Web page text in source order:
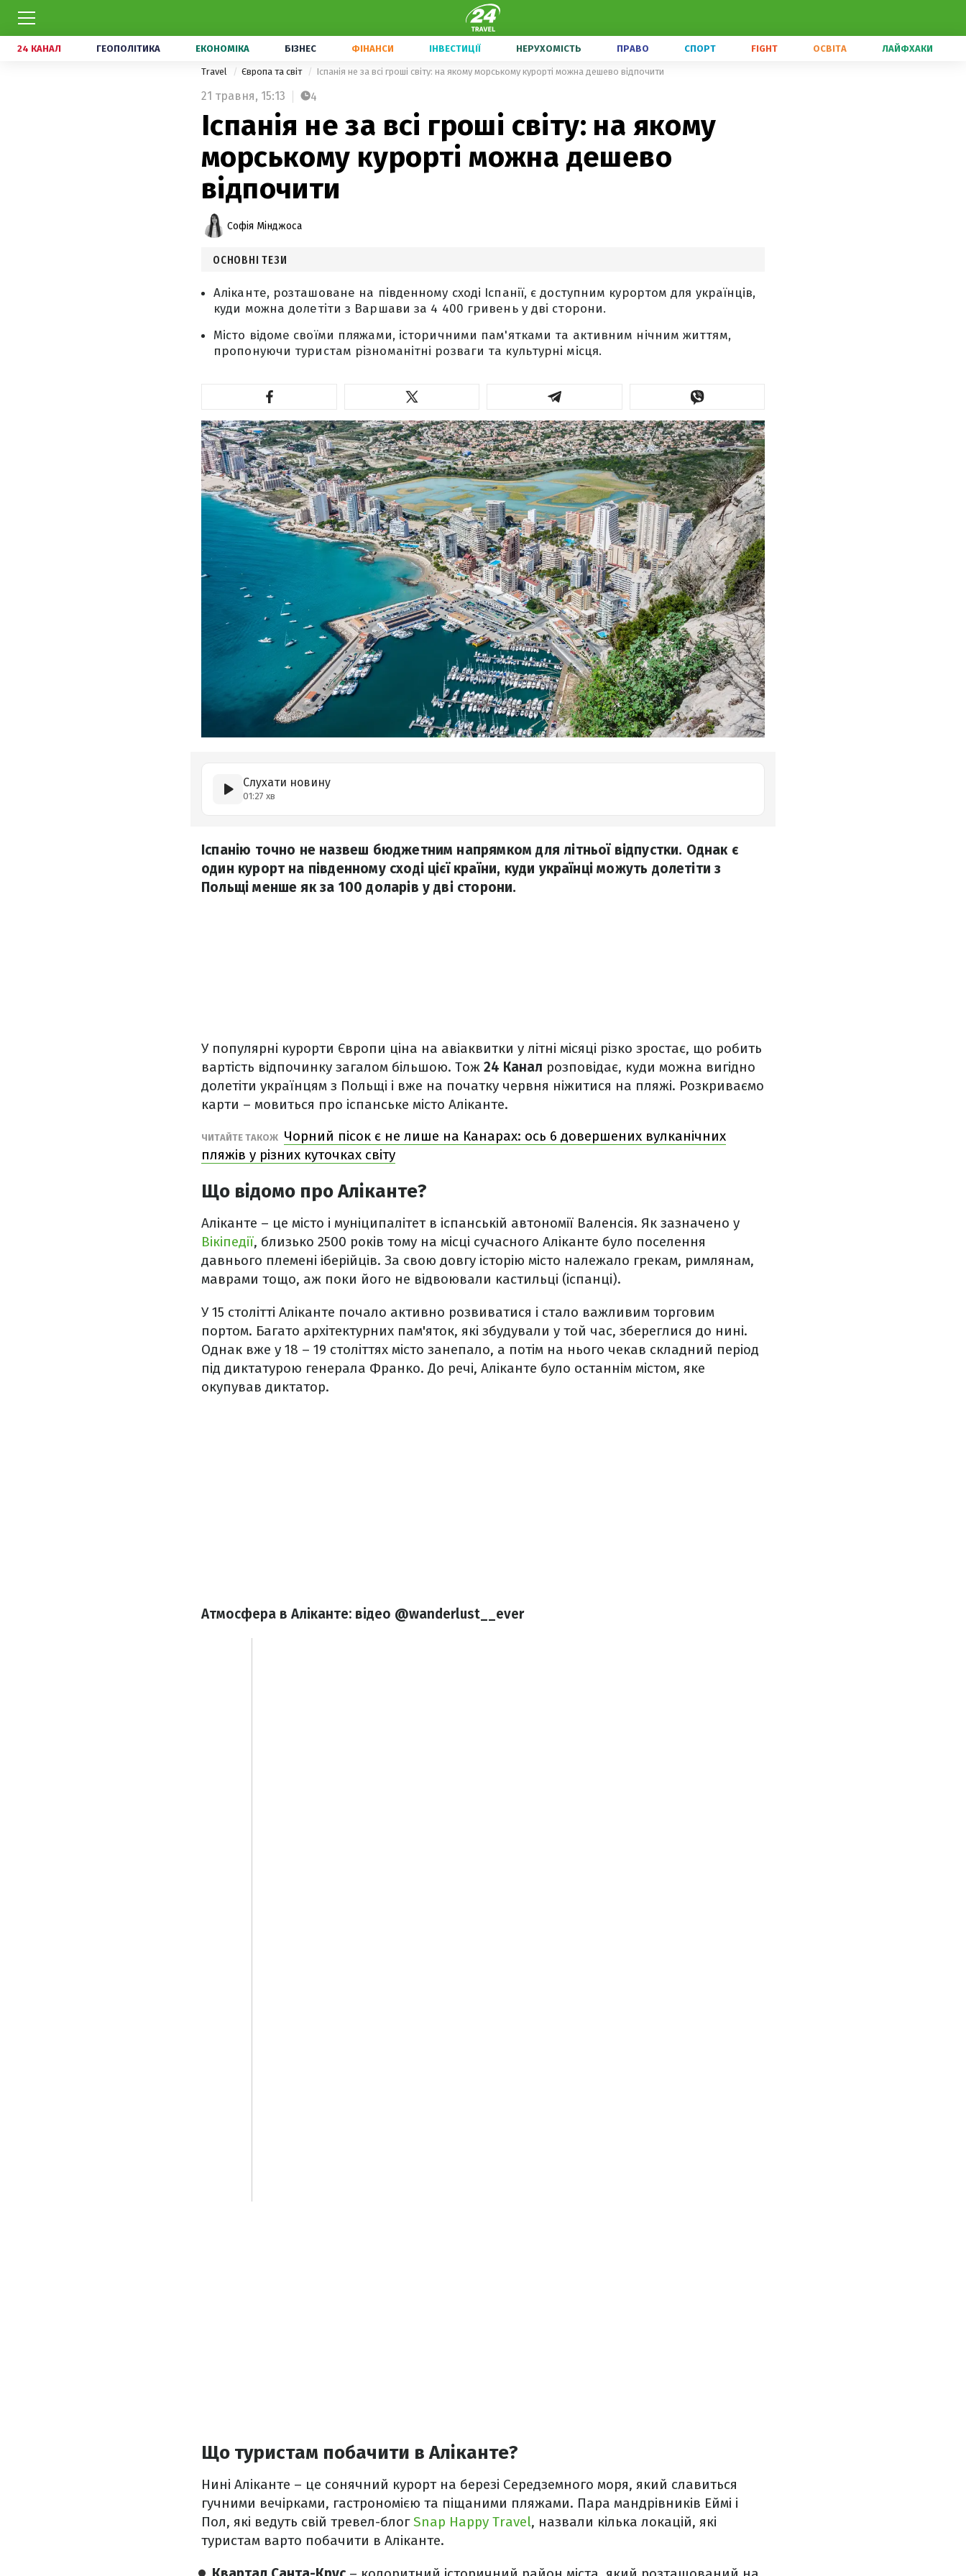
24 КАНАЛ ГЕОПОЛІТИКА ЕКОНОМІКА БІЗНЕС ФІНАНСИ ІНВЕСТИЦІЇ НЕРУХОМІСТЬ ПРАВО СПОРТ FIGHT ОСВІТА ЛАЙФХАКИ
Travel Європа та світ Іспанія не за всі гроші світу: на якому морському курорті можна дешево відпочити
21 травня, 15:13 4
Іспанія не за всі гроші світу: на якому
морському курорті можна дешево
відпочити
Софія Мінджоса
ОСНОВНІ ТЕЗИ
Аліканте, розташоване на південному сході Іспанії, є доступним курортом для українців,
куди можна долетіти з Варшави за 4 400 гривень у дві сторони.
Місто відоме своїми пляжами, історичними пам'ятками та активним нічним життям,
пропонуючи туристам різноманітні розваги та культурні місця.
Слухати новину
01:27 хв
Іспанію точно не назвеш бюджетним напрямком для літньої відпустки. Однак є
один курорт на південному сході цієї країни, куди українці можуть долетіти з
Польщі менше як за 100 доларів у дві сторони.
У популярні курорти Європи ціна на авіаквитки у літні місяці різко зростає, що робить
вартість відпочинку загалом більшою. Тож 24 Канал розповідає, куди можна вигідно
долетіти українцям з Польщі і вже на початку червня ніжитися на пляжі. Розкриваємо
карти – мовиться про іспанське місто Аліканте.
ЧИТАЙТЕ ТАКОЖ Чорний пісок є не лише на Канарах: ось 6 довершених вулканічних
пляжів у різних куточках світу
Що відомо про Аліканте?
Аліканте – це місто і муніципалітет в іспанській автономії Валенсія. Як зазначено у
Вікіпедії, близько 2500 років тому на місці сучасного Аліканте було поселення
давнього племені іберійців. За свою довгу історію місто належало грекам, римлянам,
маврами тощо, аж поки його не відвоювали кастильці (іспанці).
У 15 столітті Аліканте почало активно розвиватися і стало важливим торговим
портом. Багато архітектурних пам'яток, які збудували у той час, збереглися до нині.
Однак вже у 18 – 19 століттях місто занепало, а потім на нього чекав складний період
під диктатурою генерала Франко. До речі, Аліканте було останнім містом, яке
окупував диктатор.
Атмосфера в Аліканте: відео @wanderlust__ever
Що туристам побачити в Аліканте?
Нині Аліканте – це сонячний курорт на березі Середземного моря, який славиться
гучними вечірками, гастрономією та піщаними пляжами. Пара мандрівників Еймі і
Пол, які ведуть свій тревел-блогSnap Happy Travel, назвали кілька локацій, які
туристам варто побачити в Аліканте.